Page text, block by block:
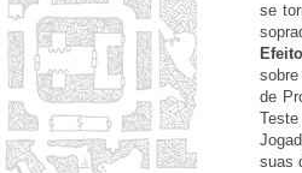
se
de
suas